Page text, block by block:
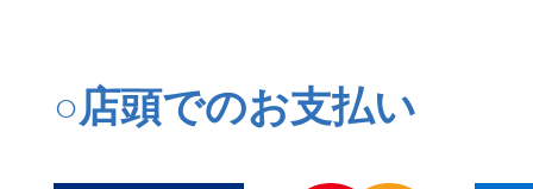
○店頭でのお支払い